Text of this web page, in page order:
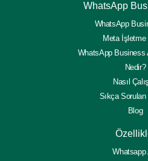
WhatsApp
WhatsApp
Meta İşletme
WhatsApp Business
Nedir?
Nasıl
Sıkça
Blog
Whatsapp